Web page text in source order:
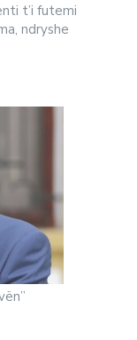
t’i futemi
ndryshe